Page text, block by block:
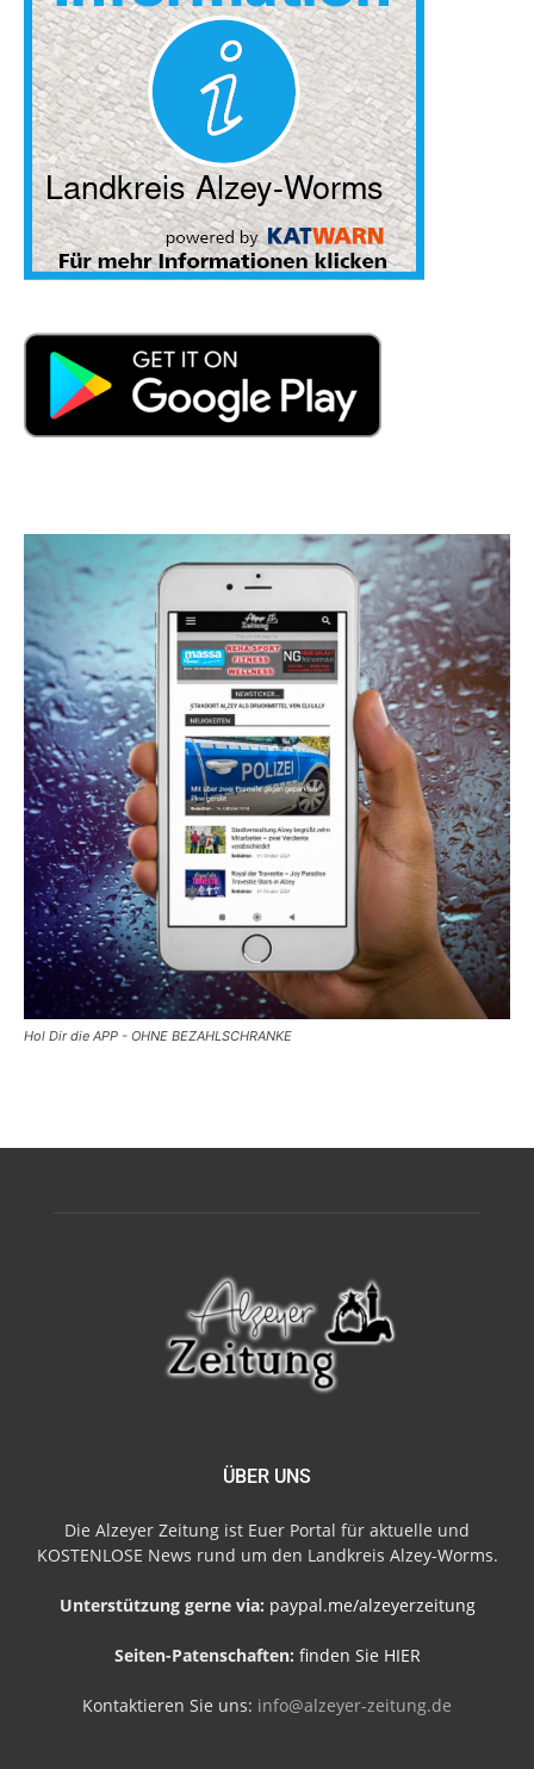
Hol Dir die APP - OHNE BEZAHLSCHRANKE
ÜBER UNS
Die Alzeyer Zeitung ist Euer Portal für aktuelle und
KOSTENLOSE News rund um den Landkreis Alzey-Worms.
Unterstützung gerne via: paypal.me/alzeyerzeitung
Seiten-Patenschaften: finden Sie HIER
Kontaktieren Sie uns: info@alzeyer-zeitung.de